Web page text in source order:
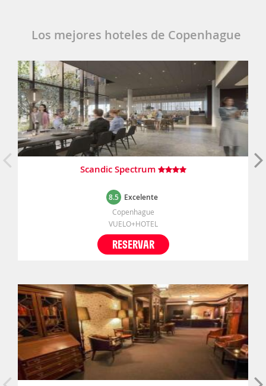
Los mejores hoteles de Copenhague
Scandic Spectrum
8.5 Excelente
Copenhague
VUELO+HOTEL
RESERVAR